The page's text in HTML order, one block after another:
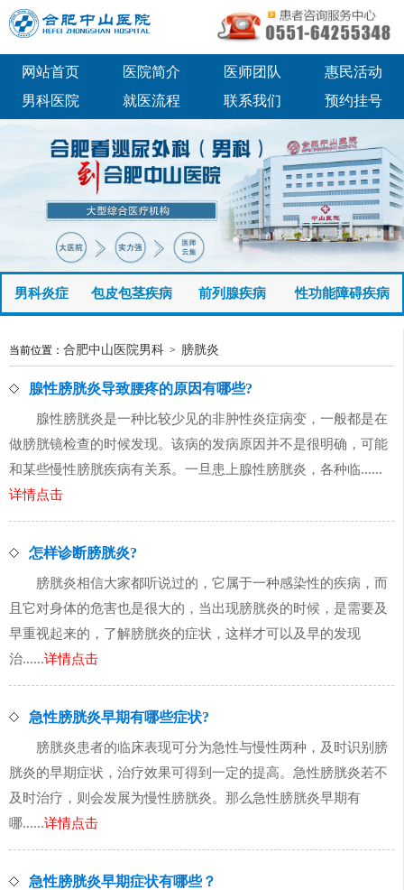
网站首页 医院简介 医师团队
惠民活动
男科医院
就医流程 联系我们 预约挂号
男科炎症 包皮包茎疾病 前列腺疾病 性功能障碍疾病
当前位置： 合肥中山医院男科 > 膀胱炎
腺性膀胱炎导致腰疼的原因有哪些?
腺性膀胱炎是一种比较少见的非肿性炎症病变，一般都是在
做膀胱镜检查的时候发现。该病的发病原因并不是很明确，可能
和某些慢性膀胱疾病有关系。一旦患上腺性膀胱炎，各种临......
详情点击
怎样诊断膀胱炎?
膀胱炎相信大家都听说过的，它属于一种感染性的疾病，而
且它对身体的危害也是很大的，当出现膀胱炎的时候，是需要及
早重视起来的，了解膀胱炎的症状，这样才可以及早的发现
治......详情点击
急性膀胱炎早期有哪些症状?
膀胱炎患者的临床表现可分为急性与慢性两种，及时识别膀
胱炎的早期症状，治疗效果可得到一定的提高。急性膀胱炎若不
及时治疗，则会发展为慢性膀胱炎。那么急性膀胱炎早期有
哪......详情点击
急性膀胱炎早期症状有哪些？